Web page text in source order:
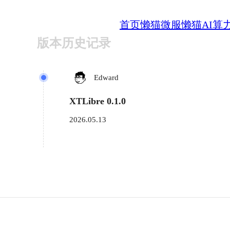
首页懒猫微服懒猫AI算
版本历史记录
Edward
XTLibre 0.1.0
2026.05.13